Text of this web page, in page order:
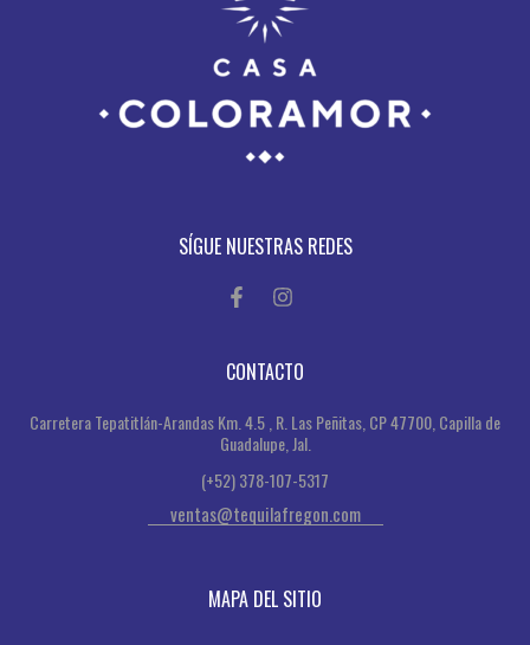
MAPA DEL SITIO
SÍGUE NUESTRAS REDES
CONTACTO
Carretera Tepatitlán-Arandas Km. 4.5 , R. Las Peñitas, CP 47700, Capilla de
Guadalupe, Jal.
(+52) 378-107-5317
ventas@tequilafregon.com